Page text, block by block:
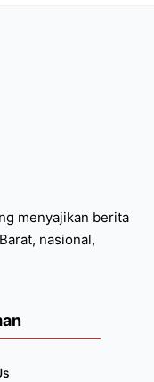
menyajikan berita
nasional,